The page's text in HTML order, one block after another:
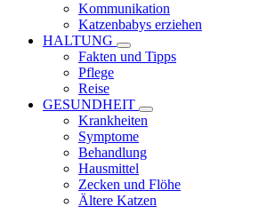
Kommunikation
Katzenbabys erziehen
HALTUNG
Fakten und Tipps
Pflege
Reise
GESUNDHEIT
Krankheiten
Symptome
Behandlung
Hausmittel
Zecken und Flöhe
Ältere Katzen